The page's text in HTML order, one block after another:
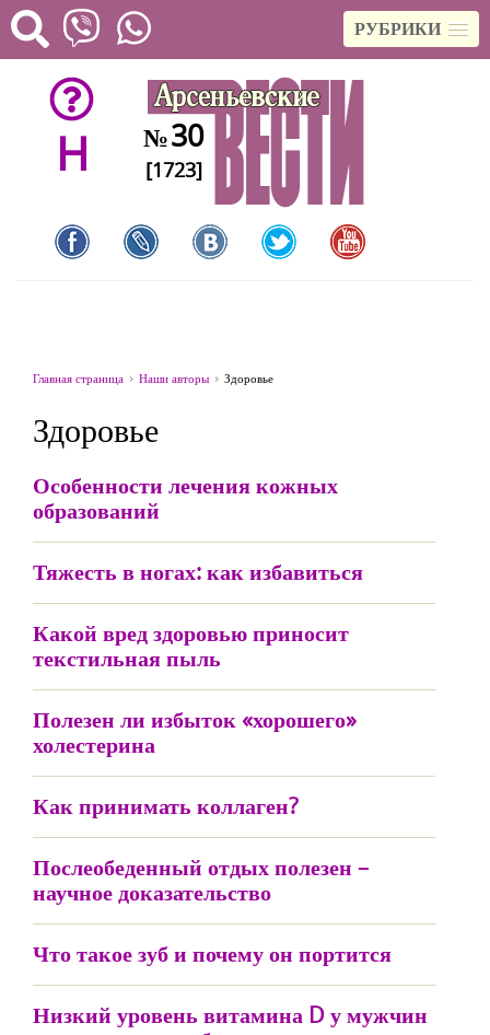
РУБРИКИ
H №30
[1723]
Главная страница Наши авторы Здоровье
Здоровье
Особенности лечения кожных
образований
Тяжесть в ногах: как избавиться
Какой вред здоровью приносит
текстильная пыль
Полезен ли избыток «хорошего»
холестерина
Как принимать коллаген?
Послеобеденный отдых полезен –
научное доказательство
Что такое зуб и почему он портится
Низкий уровень витамина D у мужчин